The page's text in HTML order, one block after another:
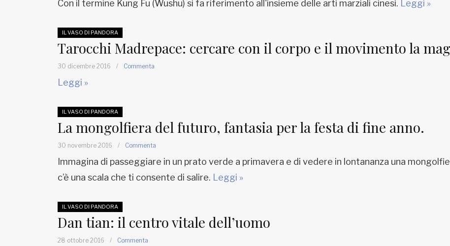
Informativa sulla privacyCon il termine Kung Fu (Wushu) si fa riferimento all'insieme delle arti marziali cinesi. Leggi »
IL VASO DI PANDORA
Tarocchi Madrepace: cercare con il corpo e il movimento la
30 dicembre 2016 / Commenta
Leggi »
IL VASO DI PANDORA
La mongolfiera del futuro, fantasia per la festa di fine anno.
30 novembre 2016 / Commenta
Immagina di passeggiare in un prato verde a primavera e di vedere in lontananza una
c’è una scala che ti consente di salire.
Leggi »
IL VASO DI PANDORA
Dan tian: il centro vitale dell’uomo
28 ottobre 2016 / Commenta